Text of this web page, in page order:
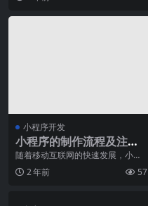
小程序开发
小程序的制作流程及注意
事项
随着移动互联网的快速发展，小程
序作为一种全新的应用形态，正在
逐渐成为企业推广和服
2 年前 57